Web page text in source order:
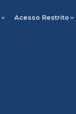
Acesso Restrito